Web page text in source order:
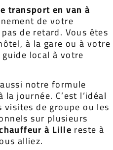
transport en van à
de votre
de retard. Vous êtes
à la gare ou à votre
local à votre
notre formule
journée. C’est l’idéal
de groupe ou les
sur plusieurs
à Lille reste à
alliez.